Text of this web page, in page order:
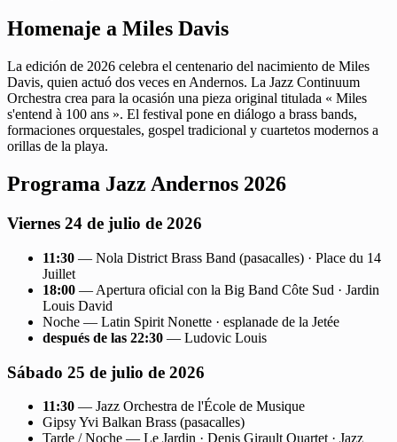
Homenaje a Miles Davis
La edición de 2026 celebra el centenario del nacimiento de Miles
Davis, quien actuó dos veces en Andernos. La Jazz Continuum
Orchestra crea para la ocasión una pieza original titulada « Miles
s'entend à 100 ans ». El festival pone en diálogo a brass bands,
formaciones orquestales, gospel tradicional y cuartetos modernos a
orillas de la playa.
Programa Jazz Andernos 2026
Viernes 24 de julio de 2026
11:30 — Nola District Brass Band (pasacalles) · Place du 14
Juillet
18:00 — Apertura oficial con la Big Band Côte Sud · Jardin
Louis David
Noche — Latin Spirit Nonette · esplanade de la Jetée
después de las 22:30 — Ludovic Louis
Sábado 25 de julio de 2026
11:30 — Jazz Orchestra de l'École de Musique
Gipsy Yvi Balkan Brass (pasacalles)
Tarde / Noche — Le Jardin · Denis Girault Quartet · Jazz